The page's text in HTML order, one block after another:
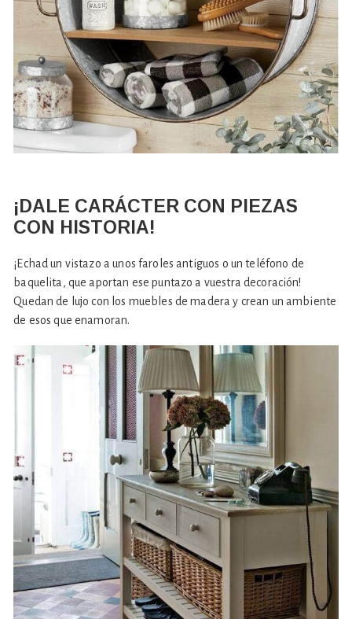
¡DALE CARÁCTER CON PIEZAS
CON HISTORIA!
¡Echad un vistazo a unos faroles antiguos o un teléfono de
baquelita, que aportan ese puntazo a vuestra decoración!
Quedan de lujo con los muebles de madera y crean un ambiente
de esos que enamoran.